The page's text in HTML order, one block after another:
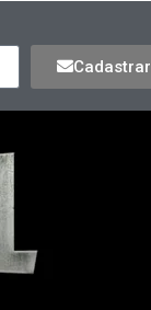
Cadastrar